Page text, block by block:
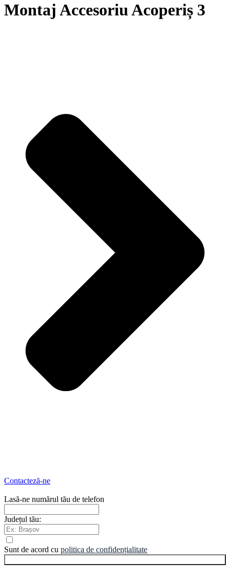
Montaj Accesoriu Acoperiș 3
Contacteză-ne
Lasă-ne numărul tău de telefon
Județul tău:
Sunt de acord cu politica de confidențialitate